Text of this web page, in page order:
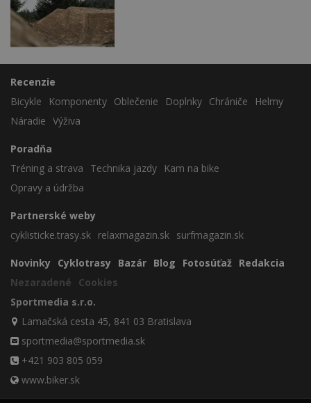
Recenzie
Bicykle
Komponenty Oblečenie Doplnky Chrániče
Helmy
Náradie Výživa
Poradňa
Tréning a strava
Technika jazdy
Kam na bike
Opravy a údržba
Partnerské weby
cyklisticke.trasy.sk relaxmagazin.sk surfmagazin.sk
Novinky Cyklotrasy Bazár Blog Fotosúťaž Redakcia
Nezaradené
Cookies
Sportmedia s.r.o.
Lamačská cesta 45, 841 03 Bratislava
sportmedia@sportmedia.sk
+421 903 805 059
www.biker.sk